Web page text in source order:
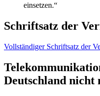
einsetzen.“
Schriftsatz der
Vollständiger Schriftsatz der
Deutschland